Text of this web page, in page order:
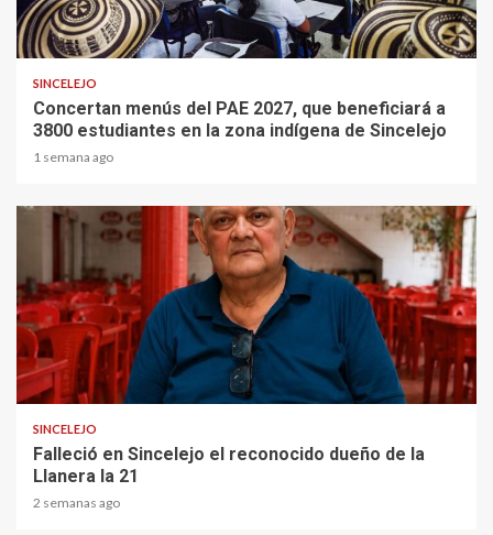
1 min read
SINCELEJO
Concertan menús del PAE 2027, que beneficiará a
3800 estudiantes en la zona indígena de Sincelejo
1 semana ago
1 min read
SINCELEJO
Falleció en Sincelejo el reconocido dueño de la
Llanera la 21
2 semanas ago